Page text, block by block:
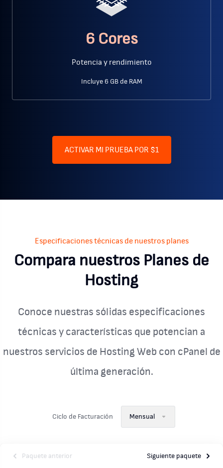
6 Cores
Potencia y rendimiento
Incluye 6 GB de RAM
ACTIVAR MI PRUEBA POR $1
Especificaciones técnicas de nuestros planes
Compara nuestros Planes de
Hosting
Conoce nuestras sólidas especificaciones
técnicas y características que potencian a
nuestros servicios de Hosting Web con cPanel de
última generación.
Ciclo de Facturación Mensual
Paquete anterior Siguiente paquete